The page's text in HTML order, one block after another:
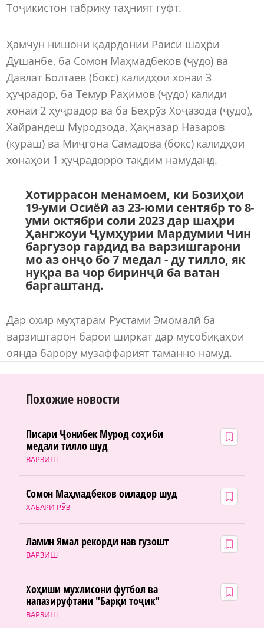
Тоҷикистон табрику таҳният гуфт.
Ҳамчун нишони қадрдонии Раиси шаҳри
Душанбе, ба Сомон Маҳмадбеков (ҷудо) ва
Давлат Болтаев (бокс) калидҳои хонаи 3
ҳуҷрадор, ба Темур Раҳимов (ҷудо) калиди
хонаи 2 ҳуҷрадор ва ба Беҳрӯз Хоҷазода (ҷудо),
Хайрандеш Муродзода, Ҳақназар Назаров
(кураш) ва Миҷгона Самадова (бокс) калидҳои
хонаҳои 1 ҳуҷрадорро тақдим намуданд.
Хотиррасон менамоем, ки Бозиҳои
19-уми Осиёӣ аз 23-юми сентябр то 8-
уми октябри соли 2023 дар шаҳри
Ҳангжоуи Ҷумҳурии Мардумии Чин
баргузор гардид ва варзишгарони
мо аз онҷо бо 7 медал - ду тилло, як
нуқра ва чор биринҷӣ ба ватан
баргаштанд.
Дар охир муҳтарам Рустами Эмомалӣ ба
варзишгарон барои ширкат дар мусобиқаҳои
оянда барору музаффарият таманно намуд.
Похожие новости
ВАРЗИШ
Писари Ҷонибек Мурод соҳиби
медали тилло шуд
ХАБАРИ РӮЗ
Сомон Маҳмадбеков оиладор шуд
ВАРЗИШ
Ламин Ямал рекорди нав гузошт
ВАРЗИШ
Хоҳиши мухлисони футбол ва
напазируфтани "Барқи тоҷик"